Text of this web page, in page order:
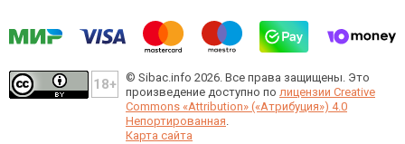
© Sibac.info 2026. Все права защищены. Это
произведение доступно по лицензии Creative
Commons «Attribution» («Атрибуция») 4.0
Непортированная.
Карта сайта